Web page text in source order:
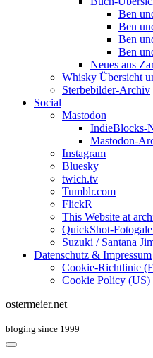
Ben
Ben
Ben
Ben
Neues aus
Whisky Übersicht
Sterbebilder-Archiv
Social
Mastodon
IndieBlocks-
Mastodon-
Instagram
Bluesky
twich.tv
Tumblr.com
FlickR
This Website at
QuickShot-
Suzuki / Santana
Datenschutz & Impressum
Cookie-Richtlinie
Cookie Policy (US)
ostermeier.net
bloging since 1999